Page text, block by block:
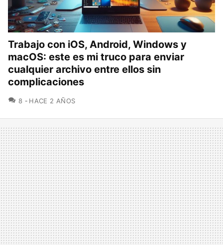
Trabajo con iOS, Android, Windows y
macOS: este es mi truco para enviar
cualquier archivo entre ellos sin
complicaciones
8 COMENTARIOS
HACE 2 AÑOS